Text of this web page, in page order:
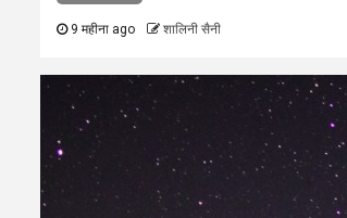
9 महीना ago शालिनी सैनी